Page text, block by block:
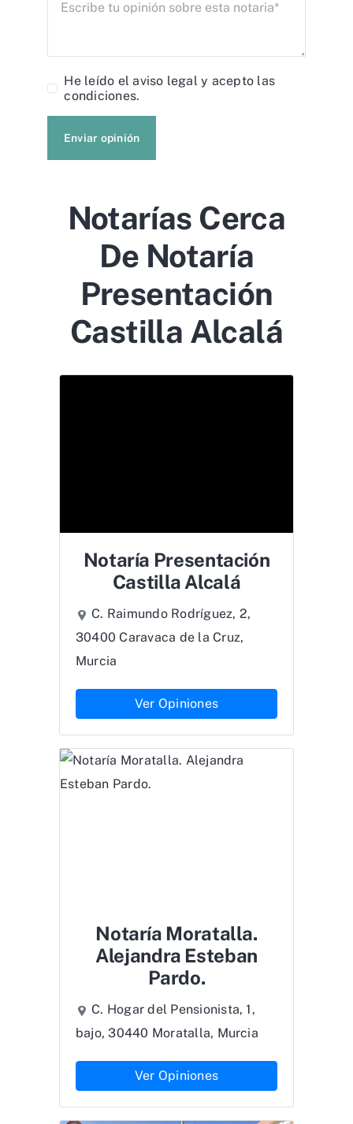
He leído elaviso legal y acepto las
condiciones.
Enviar opinión
Notarías Cerca
De Notaría
Presentación
Castilla Alcalá
Notaría Presentación
Castilla Alcalá
C. Raimundo Rodríguez, 2,
30400 Caravaca de la Cruz,
Murcia
Ver Opiniones
Notaría Moratalla.
Alejandra Esteban
Pardo.
C. Hogar del Pensionista, 1,
bajo, 30440 Moratalla, Murcia
Ver Opiniones